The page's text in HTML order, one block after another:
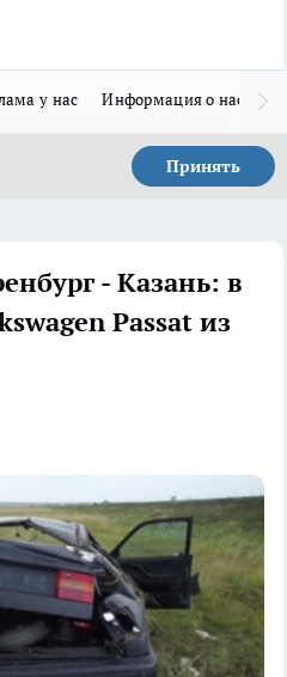
у нас Информация о нас
Принять
- Казань: в
Passat из